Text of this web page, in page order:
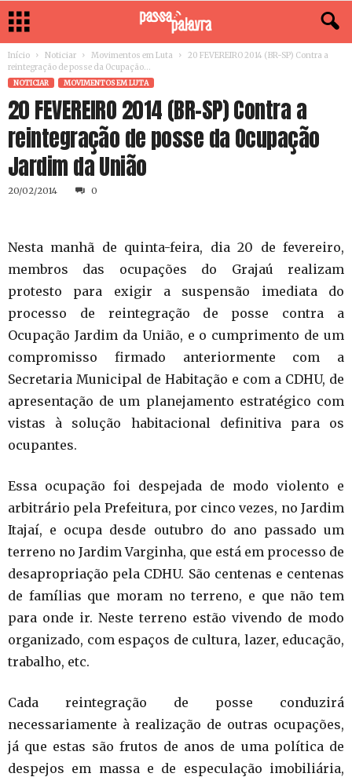
Início Noticiar Movimentos em Luta
20 FEVEREIRO 2014 (BR-SP) Contra a
reintegração de posse da Ocupação...
NOTICIAR MOVIMENTOS EM LUTA
20 FEVEREIRO 2014 (BR-SP) Contra a
reintegração de posse da Ocupação
Jardim da União
20/02/2014 0
Nesta manhã de quinta-feira, dia 20 de fevereiro,
membros das ocupações do Grajaú realizam
protesto para exigir a suspensão imediata do
processo de reintegração de posse contra a
Ocupação Jardim da União, e o cumprimento de um
compromisso firmado anteriormente com a
Secretaria Municipal de Habitação e com a CDHU, de
apresentação de um planejamento estratégico com
vistas à solução habitacional definitiva para os
ocupantes.
Essa ocupação foi despejada de modo violento e
arbitrário pela Prefeitura, por cinco vezes, no Jardim
Itajaí, e ocupa desde outubro do ano passado um
terreno no Jardim Varginha, que está em processo de
desapropriação pela CDHU. São centenas e centenas
de famílias que moram no terreno, e que não tem
para onde ir. Neste terreno estão vivendo de modo
organizado, com espaços de cultura, lazer, educação,
trabalho, etc.
Cada reintegração de posse conduzirá
necessariamente à realização de outras ocupações,
já que estas são frutos de anos de uma política de
despejos em massa e de especulação imobiliária,